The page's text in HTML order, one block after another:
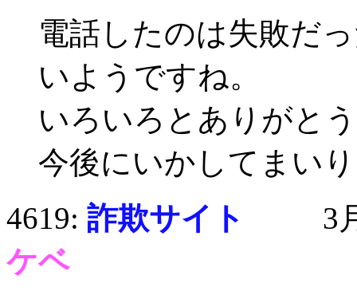
電話したのは失敗だ
いようですね。
いろいろとありがと
今後にいかしてまい
4619: 詐欺サイト
3月
ケベ